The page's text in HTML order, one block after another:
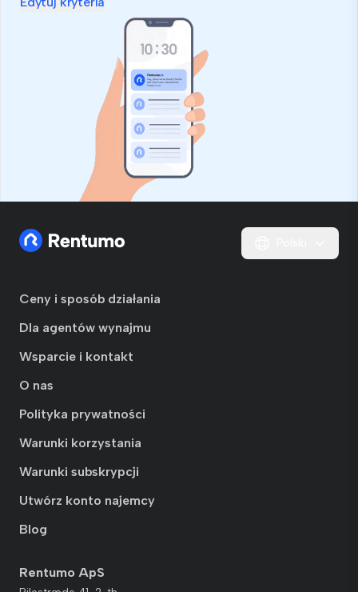
Ceny i sposób działania
Dla agentów wynajmu
Wsparcie i kontakt
O nas
Polityka prywatności
Warunki korzystania
Warunki subskrypcji
Utwórz konto najemcy
Blog
Rentumo ApS